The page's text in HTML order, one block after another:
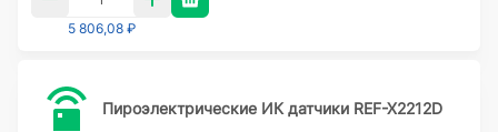
5 806,08 ₽
Пироэлектрические ИК датчики REF-X2212D